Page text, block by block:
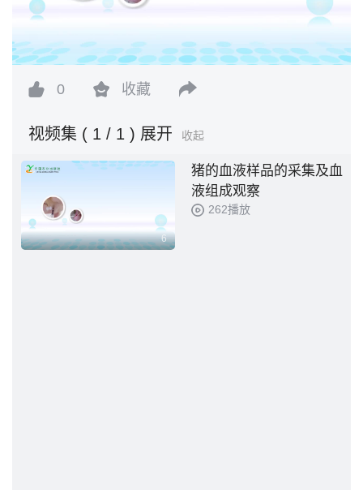
0 收藏
视频集 ( 1 / 1 ) 展开 收起
6
猪的血液样品的采集及血
液组成观察
262播放